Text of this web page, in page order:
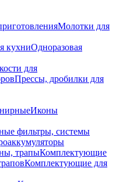
Молотки для
кухниОдноразовая
для
Прессы, дробилки для
Иконы
фильтры, системы
трапыКомплектующие
Комплектующие для